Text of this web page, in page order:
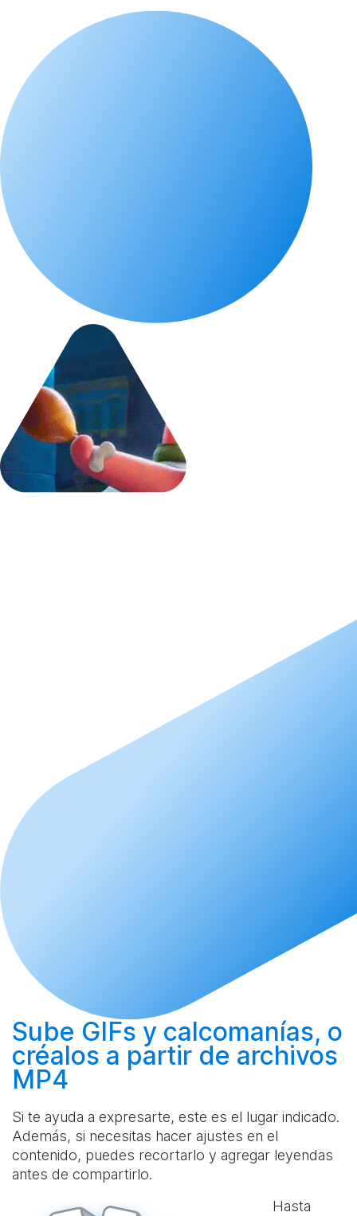
Sube GIFs y calcomanías, o
créalos a partir de archivos
MP4
Si te ayuda a expresarte, este es el lugar indicado.
Además, si necesitas hacer ajustes en el
contenido, puedes recortarlo y agregar leyendas
antes de compartirlo.
Hasta